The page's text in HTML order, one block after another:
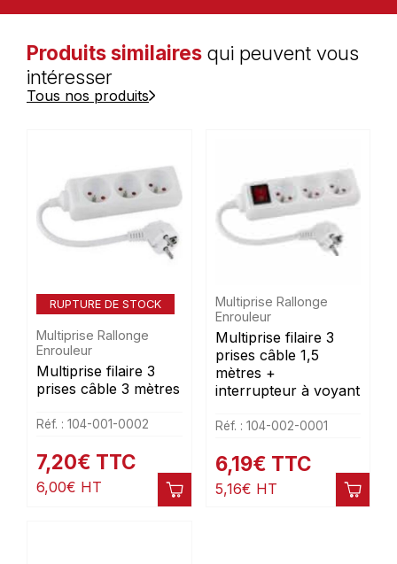
Produits similaires qui peuvent vous
intéresser
Tous nos produits
RUPTURE DE STOCK
Multiprise Rallonge
Enrouleur
Multiprise filaire 3
prises câble 3 mètres
Réf. : 104-001-0002
7,20€ TTC
6,00€ HT
Multiprise Rallonge
Enrouleur
Multiprise filaire 3
prises câble 1,5
mètres +
interrupteur à voyant
Réf. : 104-002-0001
6,19€ TTC
5,16€ HT